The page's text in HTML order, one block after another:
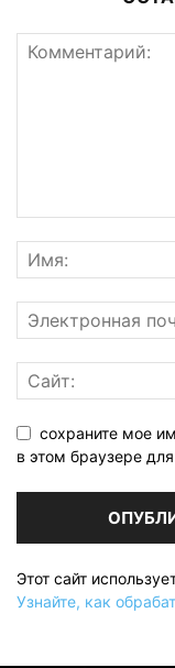
сохраните мое
в этом браузере
Этот сайт
Узнайте, как